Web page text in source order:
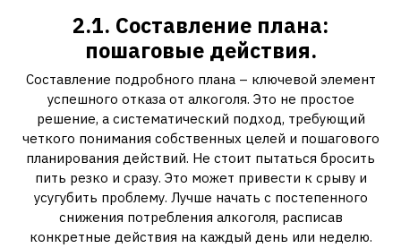
2.1. Составление плана:
пошаговые действия.
Составление подробного плана – ключевой элемент
успешного отказа от алкоголя. Это не простое
решение, а систематический подход, требующий
четкого понимания собственных целей и пошагового
планирования действий. Не стоит пытаться бросить
пить резко и сразу. Это может привести к срыву и
усугубить проблему. Лучше начать с постепенного
снижения потребления алкоголя, расписав
конкретные действия на каждый день или неделю.